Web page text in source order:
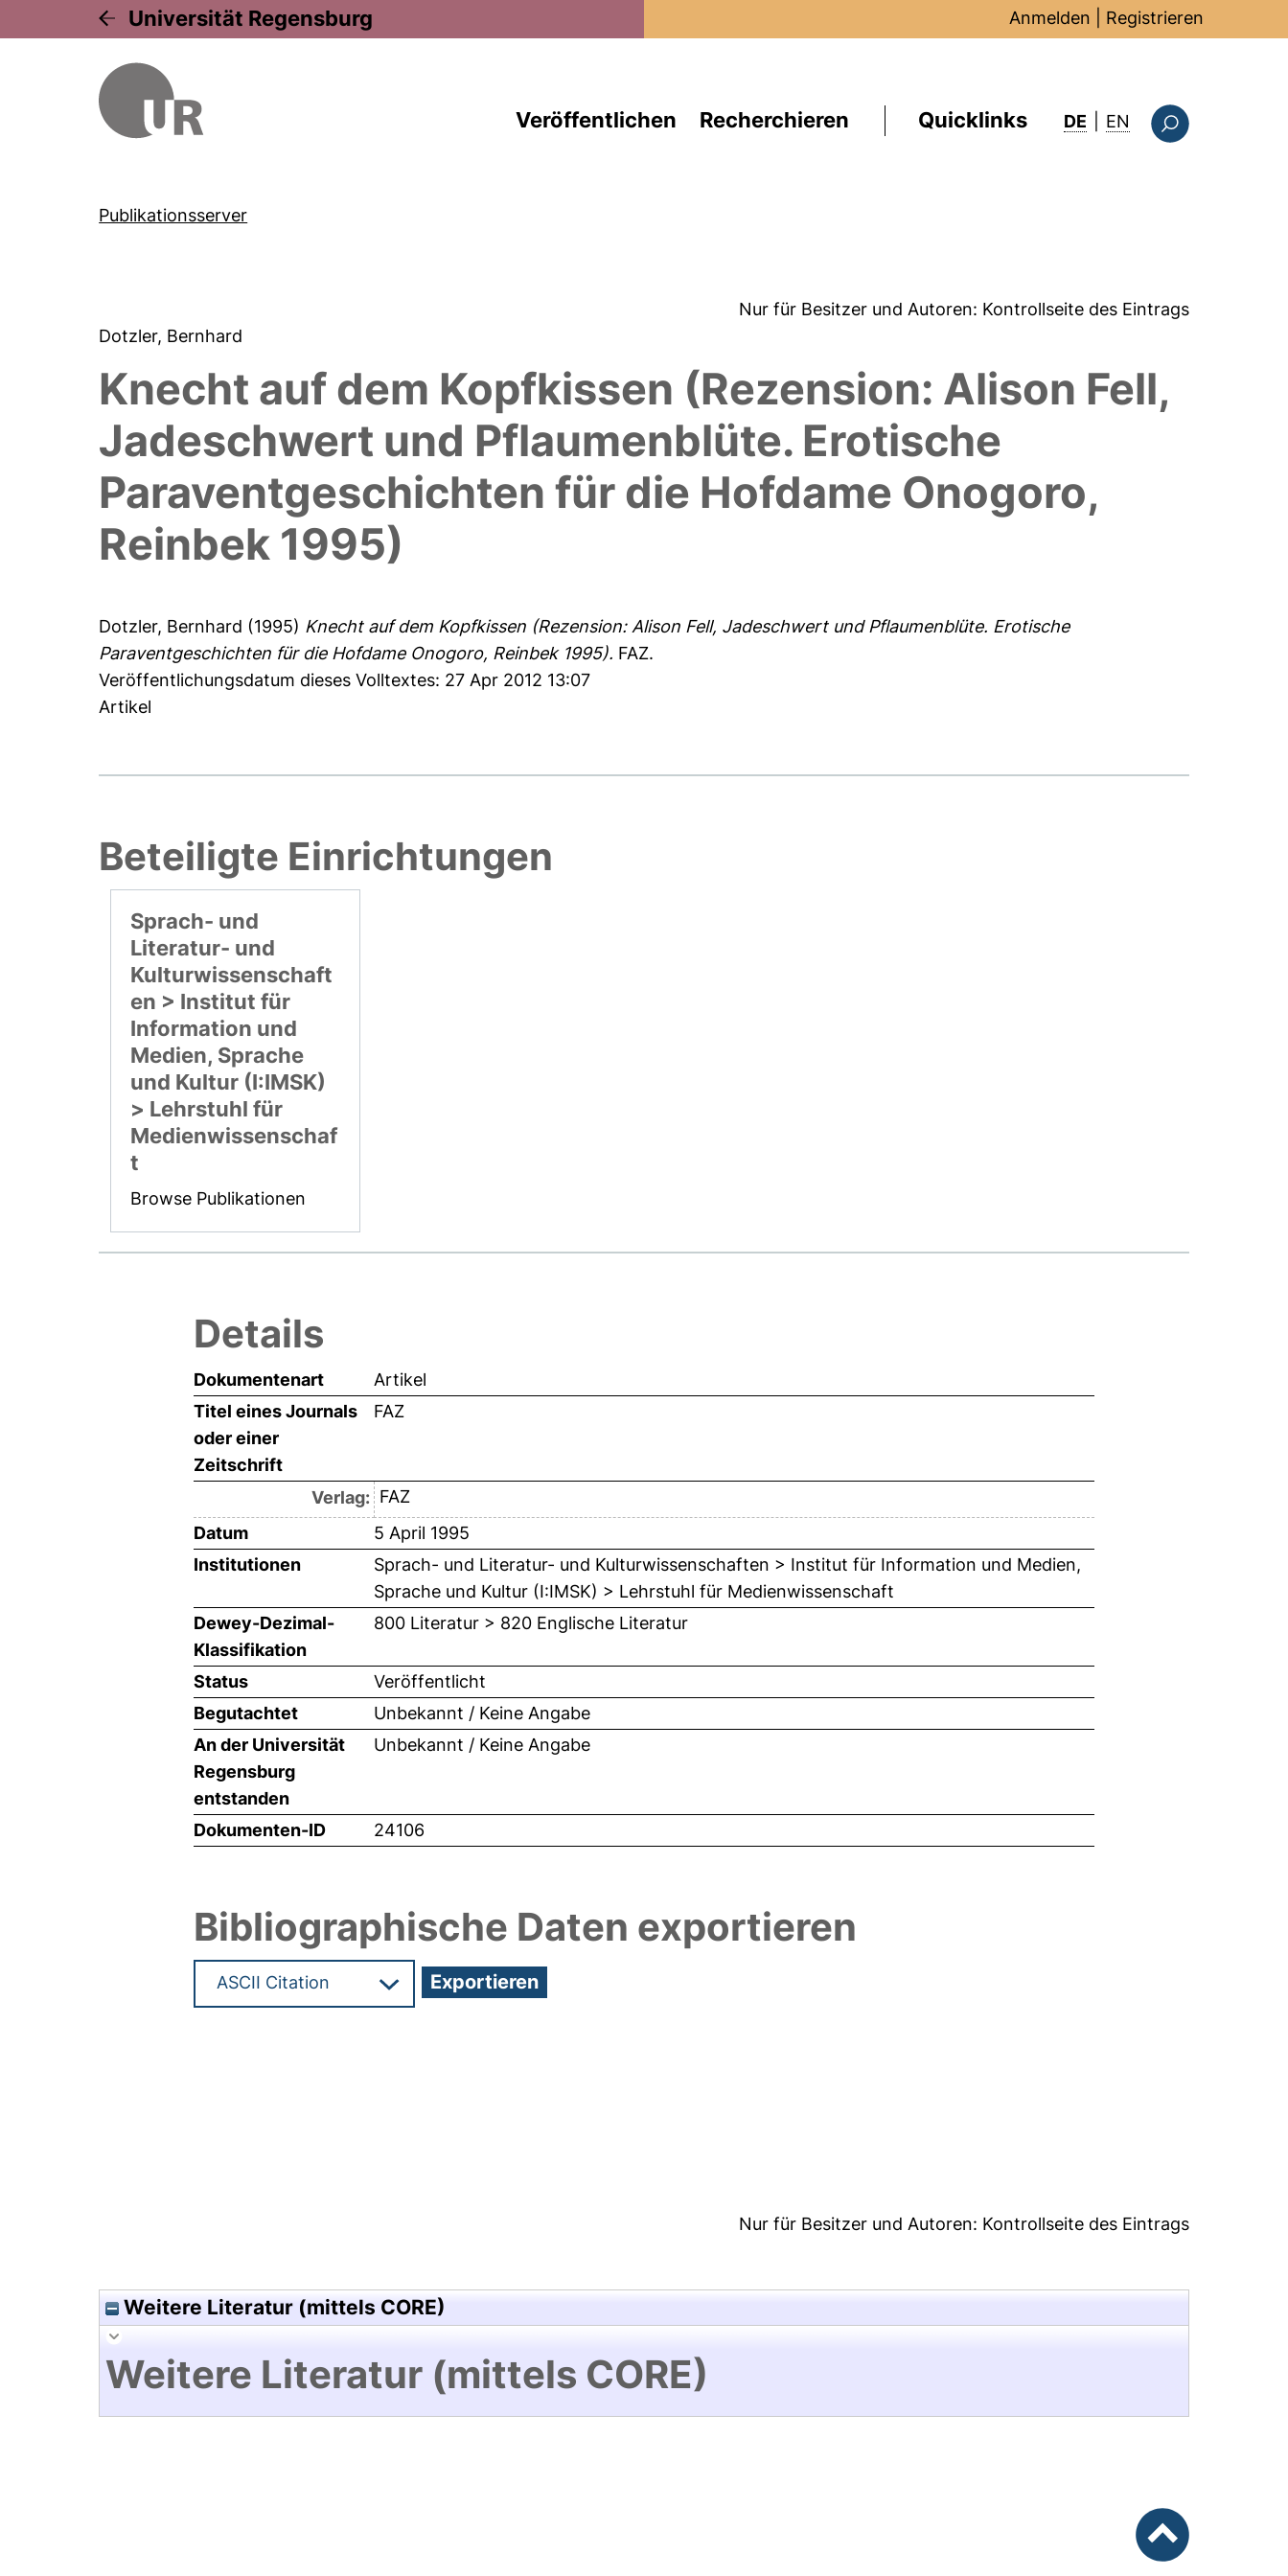
Universität Regensburg Anmelden Registrieren
Veröffentlichen Recherchieren Quicklinks DE EN : this page in
Publikationsserver
Nur für Besitzer und Autoren: Kontrollseite des Eintrags
Dotzler, Bernhard
Knecht auf dem Kopfkissen (Rezension: Alison Fell,
Jadeschwert und Pflaumenblüte. Erotische
Paraventgeschichten für die Hofdame Onogoro,
Reinbek 1995)
Dotzler, Bernhard (1995) Knecht auf dem Kopfkissen (Rezension: Alison Fell, Jadeschwert und Pflaumenblüte. Erotische
Paraventgeschichten für die Hofdame Onogoro, Reinbek 1995). FAZ.
Veröffentlichungsdatum dieses Volltextes: 27 Apr 2012 13:07
Artikel
Beteiligte Einrichtungen
Sprach- und
Literatur- und
Kulturwissenschaft
en > Institut für
Information und
Medien, Sprache
und Kultur (I:IMSK)
> Lehrstuhl für
Medienwissenschaf
t
Browse Publikationen
Details
Dokumentenart
Artikel
Titel eines Journals
oder einer
Zeitschrift
FAZ
Verlag: FAZ
Datum
5 April 1995
Institutionen
Sprach- und Literatur- und Kulturwissenschaften > Institut für Information und Medien,
Sprache und Kultur (I:IMSK) > Lehrstuhl für Medienwissenschaft
Dewey-Dezimal-
Klassifikation
800 Literatur > 820 Englische Literatur
Status
Veröffentlicht
Begutachtet
Unbekannt / Keine Angabe
An der Universität
Regensburg
entstanden
Unbekannt / Keine Angabe
Dokumenten-ID 24106
Bibliographische Daten exportieren
Nur für Besitzer und Autoren: Kontrollseite des Eintrags
Weitere Literatur (mittels CORE)
Weitere Literatur (mittels CORE)